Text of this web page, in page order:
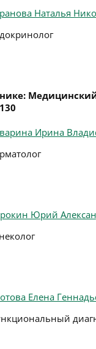
Наталья
Ирина
Юрий
Елена